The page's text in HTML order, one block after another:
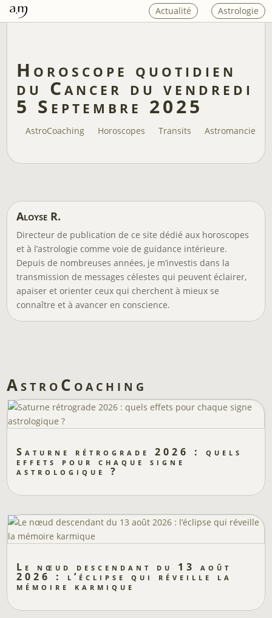
Actualité Astrologie
Horoscope quotidien
du Cancer du vendredi
5 Septembre 2025
AstroCoaching Horoscopes Transits Astromancie
Aloyse R.
Directeur de publication de ce site dédié aux horoscopes
et à l’astrologie comme voie de guidance intérieure.
Depuis de nombreuses années, je m’investis dans la
transmission de messages célestes qui peuvent éclairer,
apaiser et orienter ceux qui cherchent à mieux se
connaître et à avancer en conscience.
AstroCoaching
Saturne rétrograde 2026 : quels
effets pour chaque signe
astrologique ?
Le nœud descendant du 13 août
2026 : l’éclipse qui réveille la
mémoire karmique